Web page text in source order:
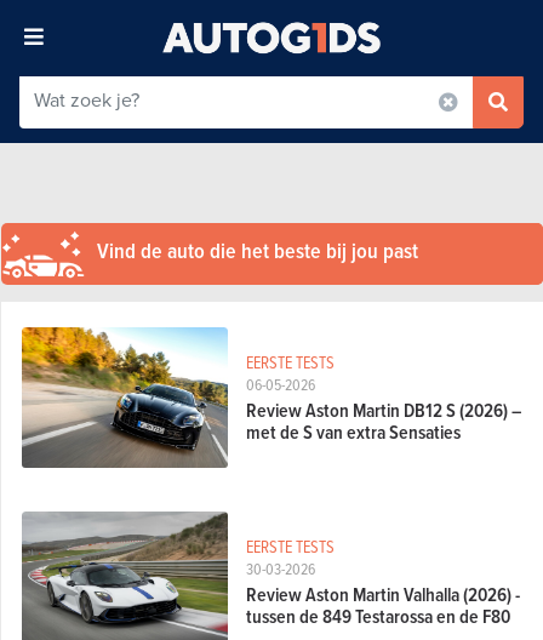
Vind de auto die het beste bij jou past
06-05-2026
EERSTE TESTS
Review Aston Martin DB12 S (2026) –
met de S van extra Sensaties
30-03-2026
EERSTE TESTS
Review Aston Martin Valhalla (2026) -
tussen de 849 Testarossa en de F80